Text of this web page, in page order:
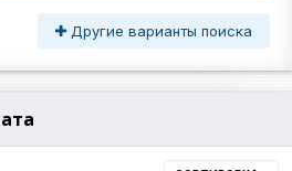
Другие варианты поиска